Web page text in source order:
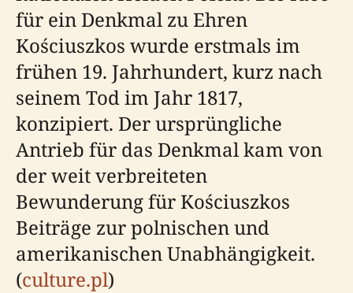
für ein Denkmal zu Ehren
Kościuszkos wurde erstmals im
frühen 19. Jahrhundert, kurz nach
seinem Tod im Jahr 1817,
konzipiert. Der ursprüngliche
Antrieb für das Denkmal kam von
der weit verbreiteten
Bewunderung für Kościuszkos
Beiträge zur polnischen und
amerikanischen Unabhängigkeit.
(culture.pl)